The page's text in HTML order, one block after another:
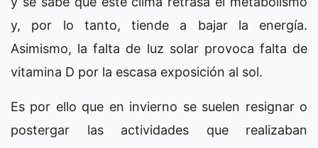
y, por lo tanto, tiende a bajar la energía.
Asimismo, la falta de luz solar provoca falta de
vitamina D por la escasa exposición al sol.
Es por ello que en invierno se suelen resignar o
postergar las actividades que realizaban